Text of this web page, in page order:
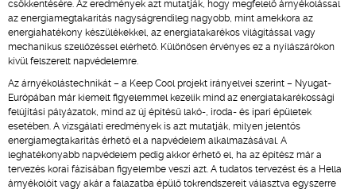
csökkentésére. Az eredmények azt mutatják, hogy megfelelő árnyékolással
az energiamegtakarítás nagyságrendileg nagyobb, mint amekkora az
energiahatékony készülékekkel, az energiatakarékos világítással vagy
mechanikus szellőzéssel elérhető. Különösen érvényes ez a nyílászárókon
kívül felszerelt napvédelemre.
Az árnyékolástechnikát – a Keep Cool projekt irányelvei szerint – Nyugat-
Európában már kiemelt figyelemmel kezelik mind az energiatakarékossági
felújítási pályázatok, mind az új építésű lakó-, iroda- és ipari épületek
esetében. A vizsgálati eredmények is azt mutatják, milyen jelentős
energiamegtakarítás érhető el a napvédelem alkalmazásával. A
leghatékonyabb napvédelem pedig akkor érhető el, ha az építész már a
tervezés korai fázisában figyelembe veszi azt. A tudatos tervezést és a Hella
árnyékolóit vagy akár a falazatba épülő tokrendszereit választva egyszerre